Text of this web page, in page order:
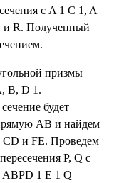
с A 1 C 1, A
и R. Полученный
призмы
B, D 1.
будет
AB и найдем
CD и FE. Проведем
P, Q с
1 E 1 Q